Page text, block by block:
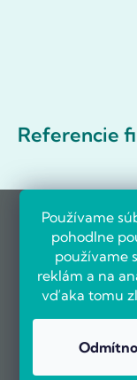
Používame
pohodlne
používame
reklám a na
vďaka tomu
Referencie